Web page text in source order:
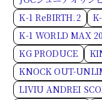
K-1 ReBIRTH.2
K-1 WORLD MAX
KG PRODUCE
KNOCK OUT-
LIVIU ANDREI